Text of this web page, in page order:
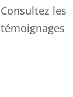
Consultez les
témoignages